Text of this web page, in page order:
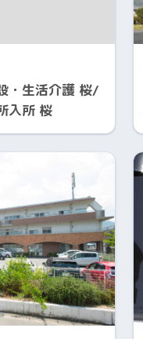
・生活介護 桜/
入所 桜